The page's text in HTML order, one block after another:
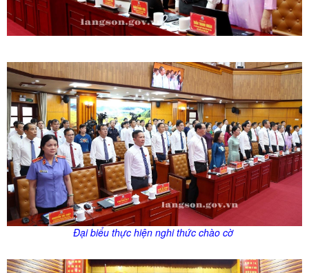
Đại biểu thực hiện nghi thức chào cờ